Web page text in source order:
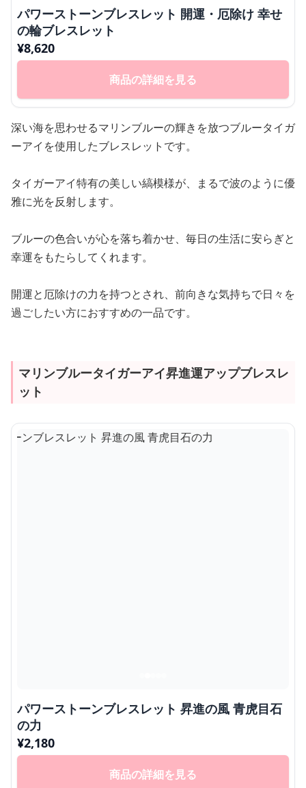
パワーストーンブレスレット 開運・厄除け 幸せ
の輪ブレスレット
¥8,620
商品の詳細を見る
深い海を思わせるマリンブルーの輝きを放つブルータイガ
ーアイを使用したブレスレットです。
タイガーアイ特有の美しい縞模様が、まるで波のように優
雅に光を反射します。
ブルーの色合いが心を落ち着かせ、毎日の生活に安らぎと
幸運をもたらしてくれます。
開運と厄除けの力を持つとされ、前向きな気持ちで日々を
過ごしたい方におすすめの一品です。
マリンブルータイガーアイ昇進運アップブレスレ
ット
パワーストーンブレスレット 昇進の風 青虎目石
の力
¥2,180
商品の詳細を見る